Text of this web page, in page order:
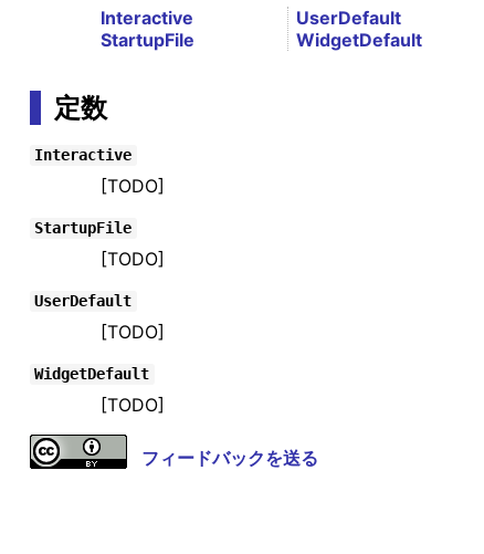
Interactive
StartupFile
UserDefault
WidgetDefault
定数
Interactive
[TODO]
StartupFile
[TODO]
UserDefault
[TODO]
WidgetDefault
[TODO]
フィードバックを送る